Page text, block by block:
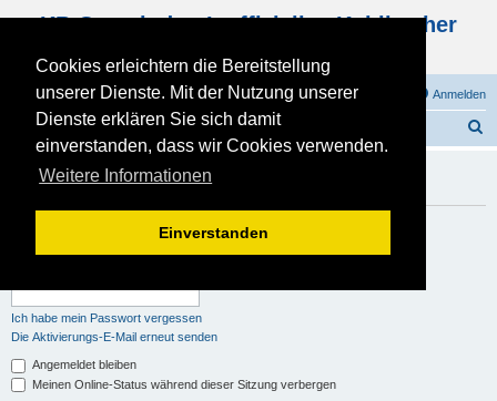
Cookies erleichtern die Bereitstellung
unserer Dienste. Mit der Nutzung unserer
Dienste erklären Sie sich damit
einverstanden, dass wir Cookies verwenden.
Weitere Informationen
Einverstanden
KB Gemeinde - Inoffizielles Kohlbacher
FAQ Anmelden
Registrieren
Foren-Übersicht
h
Du musst registriert und angemeldet sein, um Profile
anzuschauen.
Ich habe mein Passwort vergessen
Die Aktivierungs-E-Mail erneut senden
Angemeldet bleiben
Meinen Online-Status während dieser Sitzung verbergen